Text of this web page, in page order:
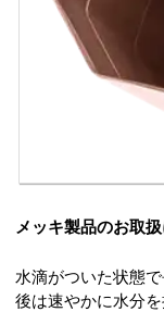
メッキ製品のお取
水滴がついた状態
後は速やかに水分